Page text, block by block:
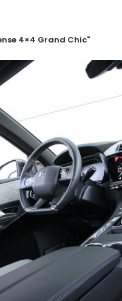
4×4 Grand Chic"